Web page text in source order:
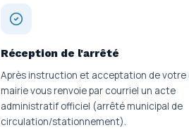
Réception de l'arrêté
Après instruction et acceptation de votre
mairie vous renvoie par courriel un acte
administratif officiel (arrêté municipal de
circulation/stationnement).